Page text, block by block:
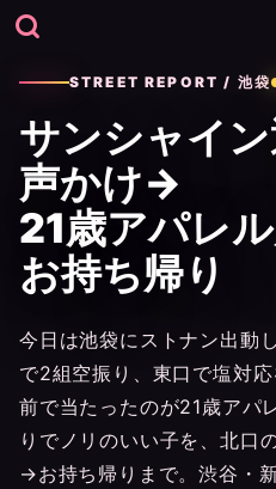
STREET REPORT / 池袋
サンシャイ
声かけ→
21歳アパレ
お持ち帰り
今日は池袋にストナン出動
で2組空振り、東口で塩対
前で当たったのが21歳アパ
りでノリのいい子を、北口
→お持ち帰りまで。渋谷・